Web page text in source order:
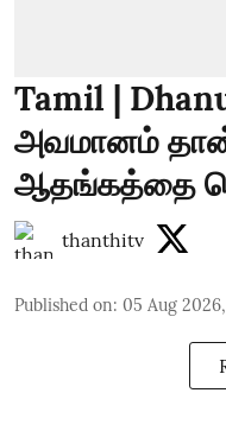
Tamil |
அவமானம்
ஆதங்கத்தை
thanthitv
Published on: 05 Aug